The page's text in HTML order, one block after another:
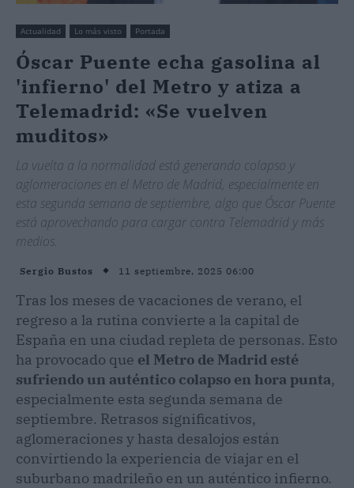
Actualidad Lo más visto Portada
Óscar Puente echa gasolina al
'infierno' del Metro y atiza a
Telemadrid: «Se vuelven
muditos»
La vuelta a la normalidad está generando colapso y
aglomeraciones en el Metro de Madrid, especialmente en
esta segunda semana de septiembre, algo que Óscar Puente
está aprovechando para cargar contra Telemadrid y más
medios.
Sergio Bustos 11 septiembre, 2025 06:00
Tras los meses de vacaciones de verano, el
regreso a la rutina convierte a la capital de
España en una ciudad repleta de personas. Esto
ha provocado que el Metro de Madrid esté
sufriendo un auténtico colapso en hora punta,
especialmente esta segunda semana de
septiembre. Retrasos significativos,
aglomeraciones y hasta desalojos están
convirtiendo la experiencia de viajar en el
suburbano madrileño en un auténtico infierno.